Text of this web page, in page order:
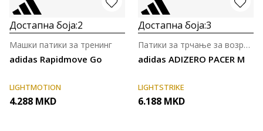
Достапна боја:2
adidas Rapidmove Go
Машки патики за тренинг
LIGHTMOTION
4.288 MKD
Достапна боја:3
adidas ADIZERO PACER M
Патики за трчање за возрасни
LIGHTSTRIKE
6.188 MKD